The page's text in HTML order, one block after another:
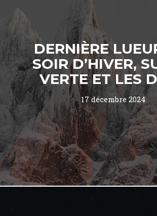
DERNIÈRE
SOIR D’HIVER,
VERTE ET LES
17 décembre 2024